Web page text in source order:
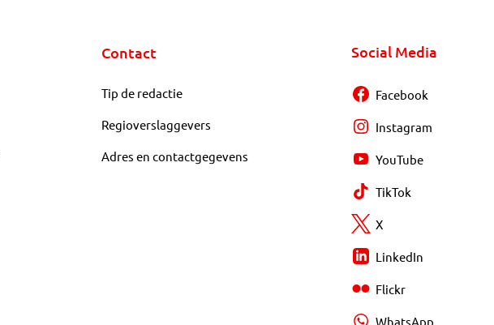
Contact
Tip de redactie
Regioverslaggevers
Adres en contactgegevens
Social Media
Facebook
Instagram
YouTube
TikTok
X
LinkedIn
Flickr
WhatsApp